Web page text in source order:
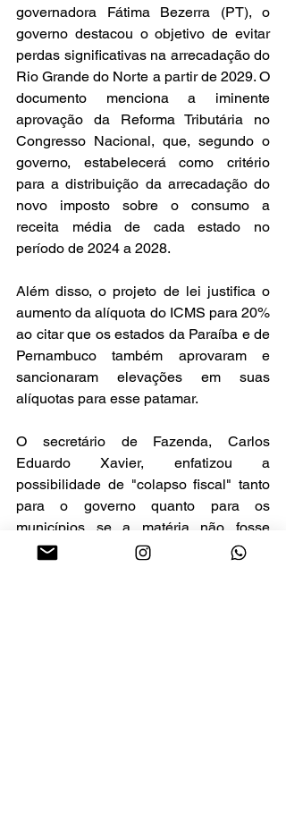
governadora Fátima Bezerra (PT), o
governo destacou o objetivo de evitar
perdas significativas na arrecadação do
Rio Grande do Norte a partir de 2029. O
documento menciona a iminente
aprovação da Reforma Tributária no
Congresso Nacional, que, segundo o
governo, estabelecerá como critério
para a distribuição da arrecadação do
novo imposto sobre o consumo a
receita média de cada estado no
período de 2024 a 2028.
Além disso, o projeto de lei justifica o
aumento da alíquota do ICMS para 20%
ao citar que os estados da Paraíba e de
Pernambuco também aprovaram e
sancionaram elevações em suas
alíquotas para esse patamar.
O secretário de Fazenda, Carlos
Eduardo Xavier, enfatizou a
possibilidade de "colapso fiscal" tanto
para o governo quanto para os
municípios se a matéria não fosse
aprovada.